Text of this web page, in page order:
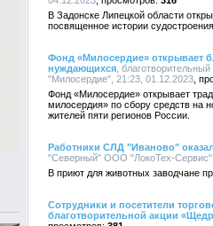
В Задонске Липецкой области
посвященное истории
Фонд «Милосердие» открывает
нуждающихся ,
"Милосердие", 21:23, 01.12.2023
Фонд «Милосердие» открывает
милосердия» по сбору средств на
жителей пяти регионов России.
Работники СЛД "Иваново"
"Северный" ООО "ЛокоТех-Сервис",
В приют для животных заводчане
Сотрудники и посетители
благотворительной акции